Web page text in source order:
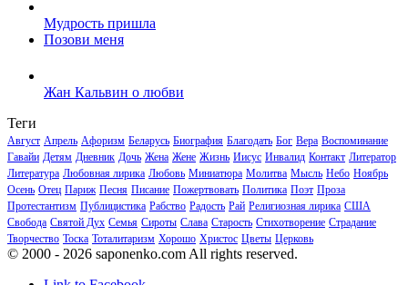
Мудрость пришла
Позови меня
Жан Кальвин о любви
Теги
Август Апрель Афоризм Беларусь Биография Благодать Бог Вера Воспоминание
Гавайи Детям Дневник Дочь Жена Жене Жизнь Иисус Инвалид Контакт Литератор
Литература Любовная лирика Любовь Миниатюра Молитва Мысль Небо Ноябрь
Осень Отец Париж Песня Писание Пожертвовать Политика Поэт Проза
Протестантизм Публицистика Рабство Радость Рай Религиозная лирика США
Свобода Святой Дух Семья Сироты Слава Старость Стихотворение Страдание
Творчество Тоска Тоталитаризм Хорошо Христос Цветы Церковь
© 2000 - 2026 saponenko.com All rights reserved.